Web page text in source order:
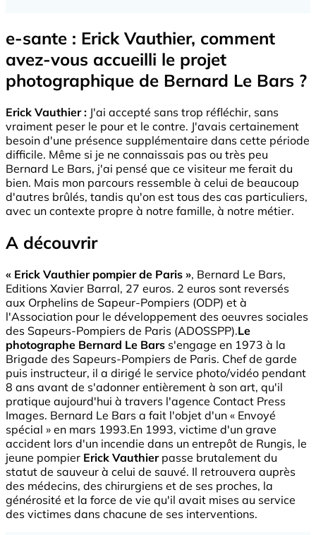
e-sante : Erick Vauthier, comment
avez-vous accueilli le projet
photographique de Bernard Le Bars ?
Erick Vauthier : J'ai accepté sans trop réfléchir, sans
vraiment peser le pour et le contre. J'avais certainement
besoin d'une présence supplémentaire dans cette période
difficile. Même si je ne connaissais pas ou très peu
Bernard Le Bars, j'ai pensé que ce visiteur me ferait du
bien. Mais mon parcours ressemble à celui de beaucoup
d'autres brûlés, tandis qu'on est tous des cas particuliers,
avec un contexte propre à notre famille, à notre métier.
A découvrir
« Erick Vauthier pompier de Paris », Bernard Le Bars,
Editions Xavier Barral, 27 euros. 2 euros sont reversés
aux Orphelins de Sapeur-Pompiers (ODP) et à
l'Association pour le développement des oeuvres sociales
des Sapeurs-Pompiers de Paris (ADOSSPP).Le
photographe Bernard Le Bars s'engage en 1973 à la
Brigade des Sapeurs-Pompiers de Paris. Chef de garde
puis instructeur, il a dirigé le service photo/vidéo pendant
8 ans avant de s'adonner entièrement à son art, qu'il
pratique aujourd'hui à travers l'agence Contact Press
Images. Bernard Le Bars a fait l'objet d'un « Envoyé
spécial » en mars 1993.En 1993, victime d'un grave
accident lors d'un incendie dans un entrepôt de Rungis, le
jeune pompier Erick Vauthier passe brutalement du
statut de sauveur à celui de sauvé. Il retrouvera auprès
des médecins, des chirurgiens et de ses proches, la
générosité et la force de vie qu'il avait mises au service
des victimes dans chacune de ses interventions.